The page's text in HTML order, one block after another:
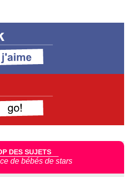
DES SUJETS
de bébés de stars